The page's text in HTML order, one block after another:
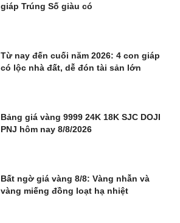
giáp Trúng Số giàu có
Từ nay đến cuối năm 2026: 4 con giáp
có lộc nhà đất, dễ đón tài sản lớn
Bảng giá vàng 9999 24K 18K SJC DOJI
PNJ hôm nay 8/8/2026
Bất ngờ giá vàng 8/8: Vàng nhẫn và
vàng miếng đồng loạt hạ nhiệt